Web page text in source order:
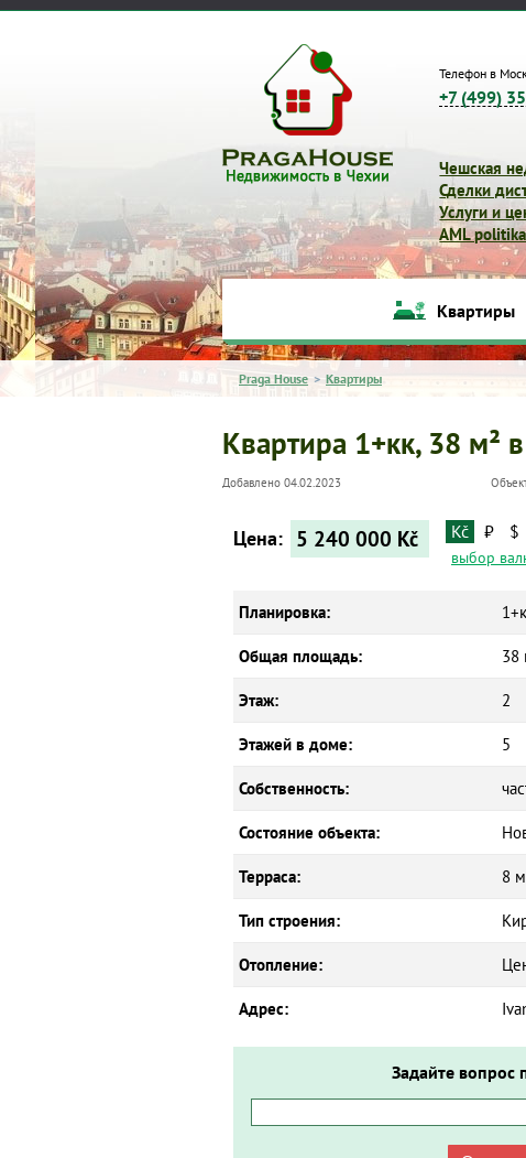
Телефон в
+7 (499)
Чешская
Сделки
Услуги и
AML
Квартиры
Praga House > Квартиры
Квартира 1+кк, 38 м²
Добавлено 04.02.2023
Цена: 5 240 000 Kč Kč ₽ $
выбор
Планировка:
Общая площадь: 38
Этаж: 2
Этажей в доме: 5
Собственность:
Состояние объекта:
Терраса: 8
Тип строения:
Отопление:
Адрес:
Задайте вопрос